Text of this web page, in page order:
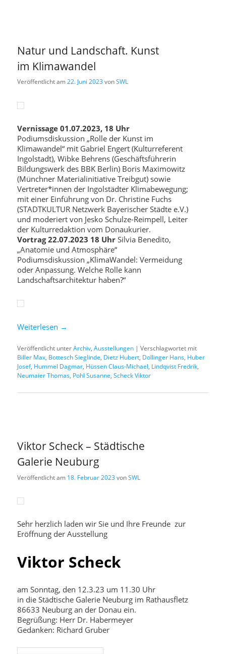
Natur und Landschaft. Kunst
im Klimawandel
Veröffentlicht am22. Juni 2023vonSWL
Vernissage 01.07.2023, 18 Uhr
Podiumsdiskussion „Rolle der Kunst im
Klimawandel“ mit Gabriel Engert (Kulturreferent
Ingolstadt), Wibke Behrens (Geschäftsführerin
Bildungswerk des BBK Berlin) Boris Maximowitz
(Münchner Materialinitiative Treibgut) sowie
Vertreter*innen der Ingolstädter Klimabewegung;
mit einer Einführung von Dr. Christine Fuchs
(STADTKULTUR Netzwerk Bayerischer Städte e.V.)
und moderiert von Jesko Schulze-Reimpell, Leiter
der Kulturredaktion vom Donaukurier.
Vortrag 22.07.2023 18 Uhr Silvia Benedito,
„Anatomie und Atmosphäre“
Podiumsdiskussion „KlimaWandel: Vermeidung
oder Anpassung. Welche Rolle kann
Landschaftsarchitektur haben?“
Weiterlesen →
Veröffentlicht unterArchiv,Ausstellungen |Verschlagwortet mit
Biller Max, Bottesch Sieglinde, Dietz Hubert, Dollinger Hans, Huber
Josef, Hummel Dagmar, Hüssen Claus-Michael, Lindqvist Fredrik,
Neumaier Thomas, Pohl Susanne,Scheck Viktor
Viktor Scheck – Städtische
Galerie Neuburg
Veröffentlicht am 18. Februar 2023vonSWL
Sehr herzlich laden wir Sie und Ihre Freunde zur
Eröffnung der Ausstellung
Viktor Scheck
am Sonntag, den 12.3.23 um 11.30 Uhr
in die Städtische Galerie Neuburg im Rathausfletz
86633 Neuburg an der Donau ein.
Begrüßung: Herr Dr. Habermeyer
Gedanken: Richard Gruber